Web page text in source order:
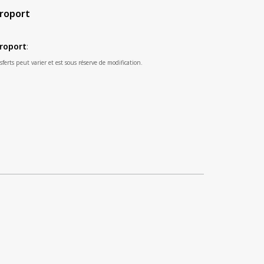
:
peut varier et est sous réserve de modification.